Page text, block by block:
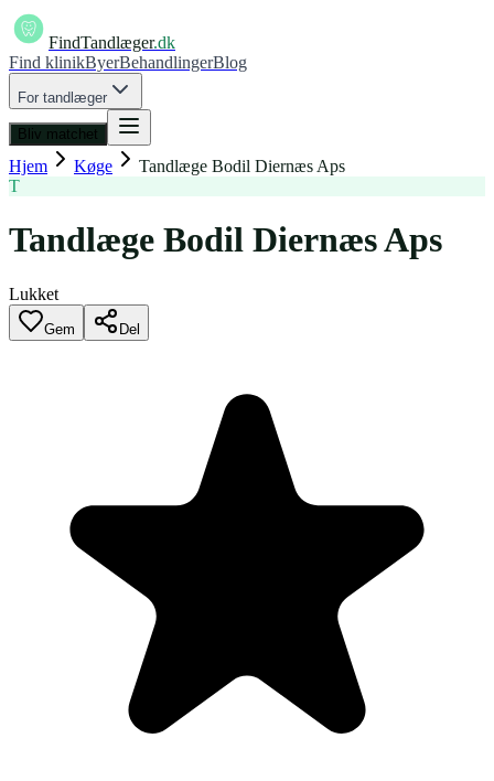
FindTandlæger.dk
Find klinikByerBehandlingerBlog
For tandlæger
Bliv matchet
Hjem Køge
Tandlæge Bodil Diernæs Aps
T
Tandlæge Bodil Diernæs Aps
Lukket
Gem Del